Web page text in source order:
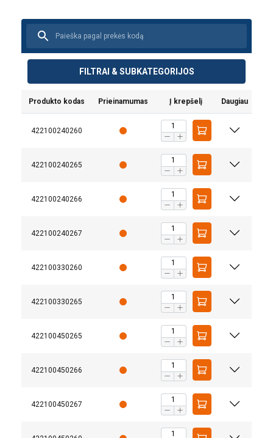
FILTRAI & SUBKATEGORIJOS
Produkto kodas Prieinamumas Į krepšelį Daugiau
422100240260
422100240265
422100240266
422100240267
422100330260
422100330265
422100450265
422100450266
422100450267